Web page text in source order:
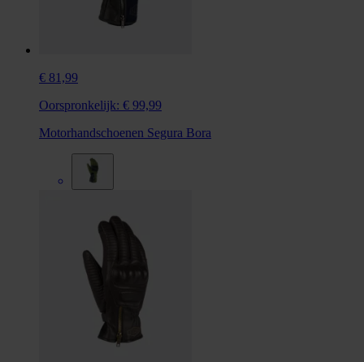
€ 81,99
Oorspronkelijk: € 99,99
Motorhandschoenen Segura Bora